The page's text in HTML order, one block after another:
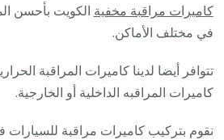
كاميرات مراقبة مخفية الكويت بأحسن
في مختلف الأماكن.
تتوافر أيضا لدينا كاميرات المراقبة
كاميرات المراقبه الداخلية أو الخارجية.
نقوم بتركيب كاميرات مراقبة للسيارات